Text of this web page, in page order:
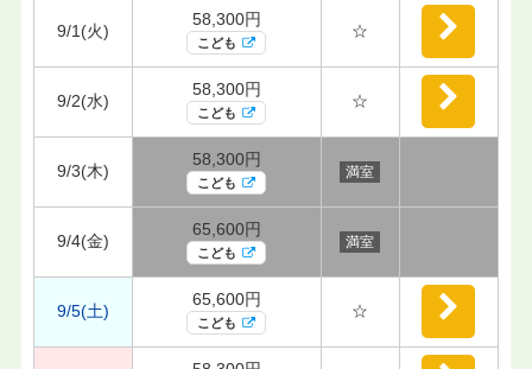
9/1(火)
58,300円
こども
☆
9/2(水)
58,300円
こども
☆
9/3(木)
58,300円
こども
満室
9/4(金)
65,600円
こども
満室
9/5(土)
65,600円
こども
☆